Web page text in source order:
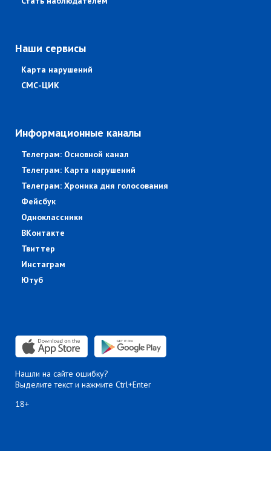
Наши сервисы
Карта нарушений
СМС-ЦИК
Информационные каналы
Телеграм: Основной канал
Телеграм: Карта нарушений
Телеграм: Хроника дня голосования
Фейсбук
Одноклассники
ВКонтакте
Твиттер
Инстаграм
Ютуб
Нашли на сайте ошибку?
Выделите текст и нажмите Ctrl+Enter
18+